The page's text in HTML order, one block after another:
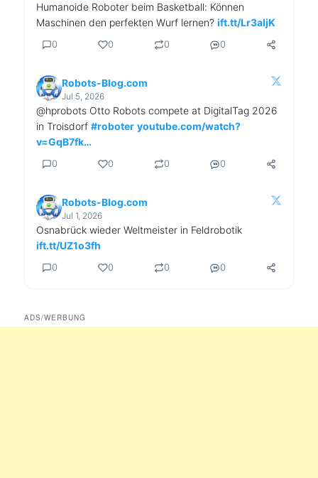
Humanoide Roboter beim Basketball: Können
Maschinen den perfekten Wurf lernen?ift.tt/Lr3aljK
0 0 0 0
Robots-Blog.com
Jul 5, 2026
@hprobots Otto Robots compete at DigitalTag 2026
in Troisdorf#roboter youtube.com/watch?
v=GqB7fk…
0 0 0 0
Robots-Blog.com
Jul 1, 2026
Osnabrück wieder Weltmeister in Feldrobotik
ift.tt/UZ1o3fh
0 0 0 0
ADS/WERBUNG